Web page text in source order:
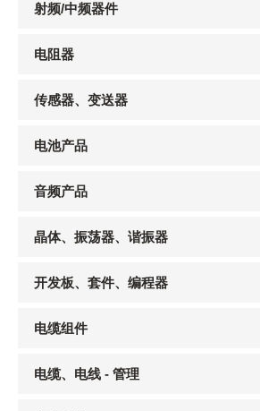
射频/中频器件
电阻器
传感器、变送器
电池产品
音频产品
晶体、振荡器、谐振器
开发板、套件、编程器
电缆组件
电缆、电线 - 管理